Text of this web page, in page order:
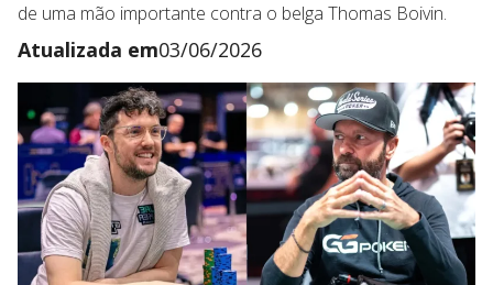
de uma mão importante contra o belga Thomas Boivin.
Atualizada em03/06/2026